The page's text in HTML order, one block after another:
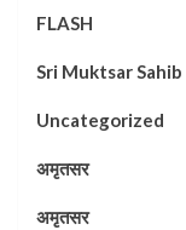
FLASH
Sri Muktsar Sahib
Uncategorized
अमृतसर
अमृतसर